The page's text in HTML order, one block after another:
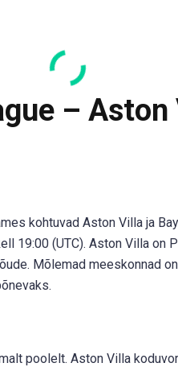
–
kohtuvad Aston Villa ja
19:00 (UTC). Aston Villa on
Mõlemad meeskonnad
poolelt. Aston Villa